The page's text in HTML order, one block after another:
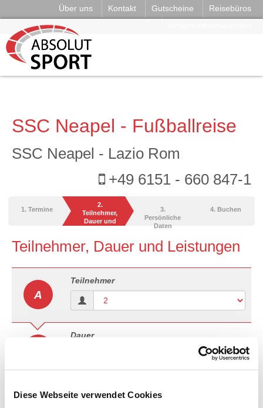
Diese Webseite verwendet Cookies
Über uns Kontakt Gutscheine
Reisebüros
SSC Neapel - Fußballreise
SSC Neapel - Lazio Rom
+49 6151 - 660 847-1
1. Termine
2.
Teilnehmer,
Dauer und
3.
Persönliche
Daten
4. Buchen
Teilnehmer, Dauer und Leistungen
A
Teilnehmer
Dauer